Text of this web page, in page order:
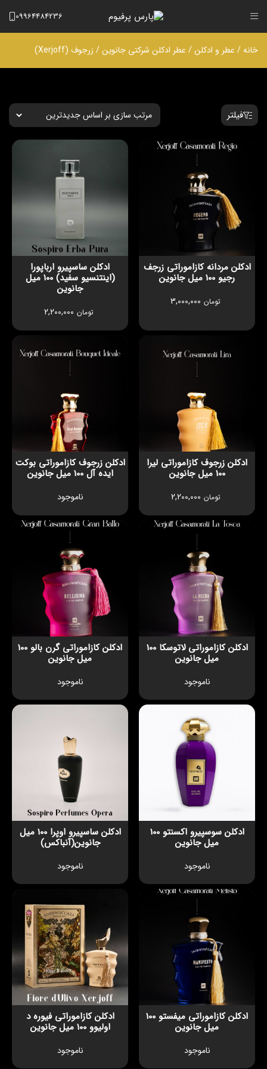
09964484236
خانه/ عطر و ادکلن/ عطر ادکلن شرکتی جانوین/ زرجوف (Xerjoff)
فیلتر
ادکلن مردانه کازاموراتی زرجف
رجیو 100 میل جانوین
تومان 3,000,000
ادکلن ساسپیرو ارباپورا
(اینتنسیو سفید) 100 میل
جانوین
تومان 2,200,000
ادکلن زرجوف کازاموراتی لیرا
100 میل جانوین
تومان 2,200,000
ادکلن زرجوف کازاموراتی بوکت
ایده آل 100 میل جانوین
ناموجود
ادکلن کازاموراتی لاتوسکا 100
میل جانوین
ناموجود
ادکلن کازاموراتی گرن بالو 100
میل جانوین
ناموجود
ادکلن سوسپیرو اکسنتو 100
میل جانوین
ناموجود
ادکلن ساسپیرو اوپرا 100 میل
جانوین(آنباکس)
ناموجود
ادکلن کازاموراتی میفستو 100
میل جانوین
ناموجود
ادکلن کازاموراتی فیوره د
اولیوو 100 میل جانوین
ناموجود